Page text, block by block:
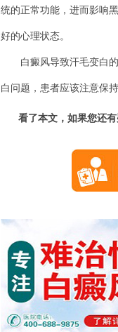
统的正常功能，进而影响
好的心理状态。
白癜风导致汗毛变白的
白问题，患者应该注意保
看了本文，如果您还